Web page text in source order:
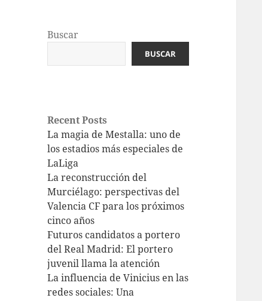
Buscar
BUSCAR
Recent Posts
La magia de Mestalla: uno de
los estadios más especiales de
LaLiga
La reconstrucción del
Murciélago: perspectivas del
Valencia CF para los próximos
cinco años
Futuros candidatos a portero
del Real Madrid: El portero
juvenil llama la atención
La influencia de Vinicius en las
redes sociales: Una